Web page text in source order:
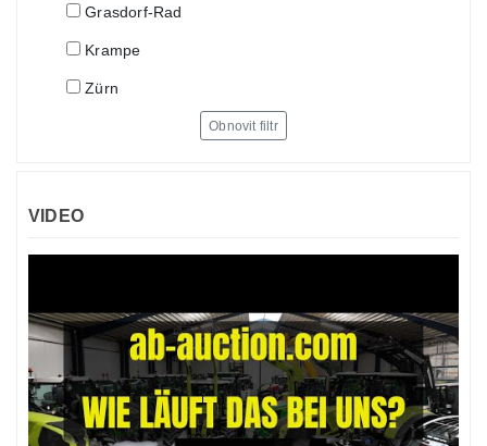
Grasdorf-Rad
Krampe
Zürn
Obnovit filtr
VIDEO